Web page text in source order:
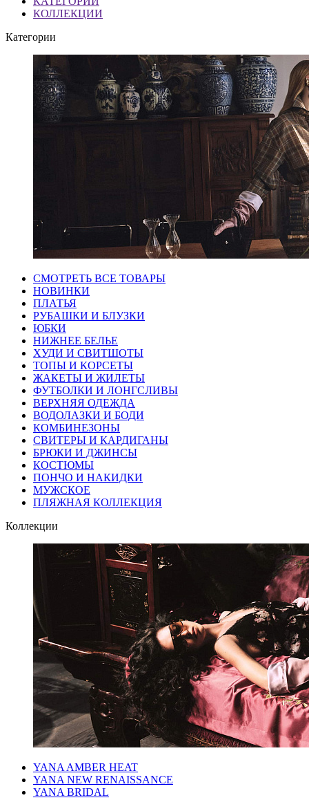
КОЛЛЕКЦИИ
Категории
СМОТРЕТЬ ВСЕ ТОВАРЫ
НОВИНКИ
ПЛАТЬЯ
РУБАШКИ И БЛУЗКИ
ЮБКИ
НИЖНЕЕ БЕЛЬЕ
ХУДИ И СВИТШОТЫ
ТОПЫ И КОРСЕТЫ
ЖАКЕТЫ И ЖИЛЕТЫ
ФУТБОЛКИ И ЛОНГСЛИВЫ
ВЕРХНЯЯ ОДЕЖДА
ВОДОЛАЗКИ И БОДИ
КОМБИНЕЗОНЫ
СВИТЕРЫ И КАРДИГАНЫ
БРЮКИ И ДЖИНСЫ
КОСТЮМЫ
ПОНЧО И НАКИДКИ
МУЖСКОЕ
ПЛЯЖНАЯ КОЛЛЕКЦИЯ
Коллекции
YANA AMBER HEAT
YANA NEW RENAISSANCE
YANA BRIDAL